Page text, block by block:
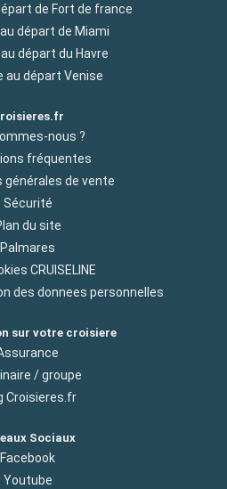
de Fort de france
départ de Miami
départ du Havre
au départ Venise
nous ?
fréquentes
générales de vente
Sécurité
du site
Palmares
CRUISELINE
des donnees personnelles
sur votre croisiere
/ groupe
Croisieres.fr
Sociaux
Facebook
Youtube